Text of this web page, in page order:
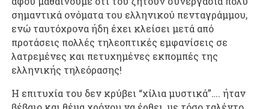
σημαντικά ονόματα του ελληνικού πενταγράμμου,
ενώ ταυτόχρονα ήδη έχει κλείσει μετά από
προτάσεις πολλές τηλεοπτικές εμφανίσεις σε
λατρεμένες και πετυχημένες εκπομπές της
ελληνικής τηλεόρασης!
Η επιτυχία του δεν κρύβει “χίλια μυστικά”…. ήταν